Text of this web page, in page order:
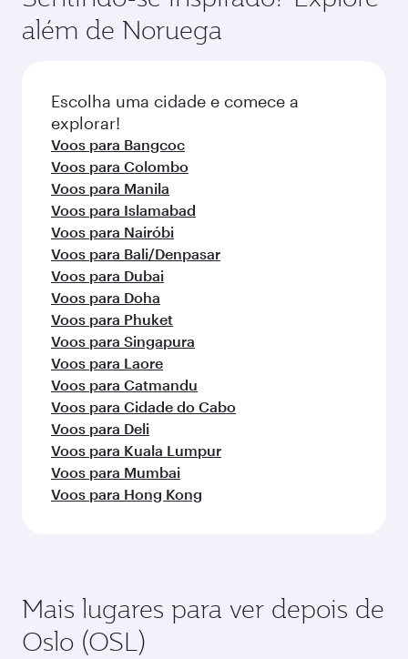
variar nos voos operados por nossos parceiros.
Consulte as informações do voo no momento
dependem da demanda sazonal, popularidade
da rota e disponibilidade das classes de
além de Noruega
Escolha uma cidade e comece a
explorar!
Voos para Bangcoc
Voos para Colombo
Voos para Manila
Voos para Islamabad
Voos para Nairóbi
Voos para Bali/Denpasar
Voos para Dubai
Voos para Doha
Voos para Phuket
Voos para Singapura
Voos para Laore
Voos para Catmandu
Voos para Cidade do Cabo
Voos para Deli
Voos para Kuala Lumpur
Voos para Mumbai
Voos para Hong Kong
Mais lugares para ver depois de
Oslo (OSL)